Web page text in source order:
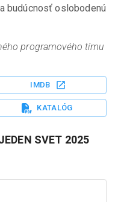
budúcnosť oslobodenú
programového tímu
IMDB
KATALÓG
SVET 2025